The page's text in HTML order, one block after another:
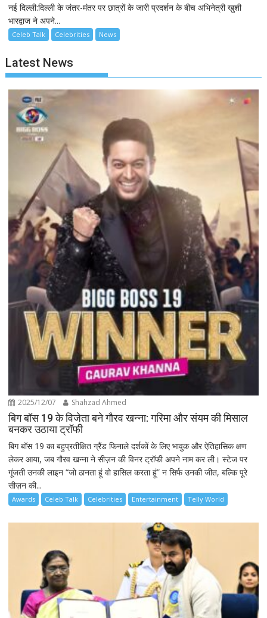
नई दिल्ली:दिल्ली के जंतर-मंतर पर छात्रों के जारी प्रदर्शन के बीच अभिनेत्री खुशी
भारद्वाज ने अपने...
Celeb Talk Celebrities News
Latest News
2025/12/07 Shahzad Ahmed
बिग बॉस 19 के विजेता बने गौरव खन्ना: गरिमा और संयम की मिसाल
बनकर उठाया ट्रॉफी
बिग बॉस 19 का बहुप्रतीक्षित ग्रैंड फिनाले दर्शकों के लिए भावुक और ऐतिहासिक क्षण
लेकर आया, जब गौरव खन्ना ने सीज़न की विनर ट्रॉफी अपने नाम कर ली। स्टेज पर
गूंजती उनकी लाइन “जो ठानता हूं वो हासिल करता हूं” न सिर्फ उनकी जीत, बल्कि पूरे
सीज़न की...
Awards Celeb Talk Celebrities Entertainment Telly World